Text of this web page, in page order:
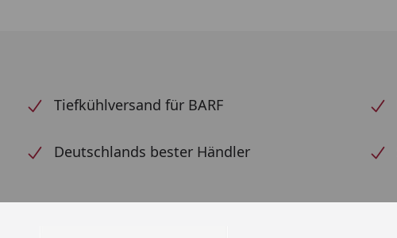
Tiefkühlversand für BARF
Deutschlands bester Händler